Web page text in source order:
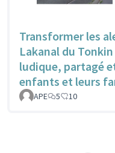
Transformer les
Lakanal du
ludique, partagé
enfants et leurs
APE 5 10